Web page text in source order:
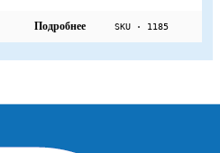
Подробнее SKU · 1185